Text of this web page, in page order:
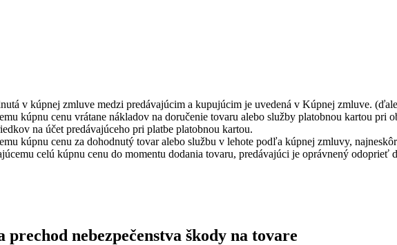
v kúpnej zmluve medzi predávajúcim a kupujúcim je uvedená v Kúpnej zmluve.
kúpnu cenu vrátane nákladov na doručenie tovaru alebo služby platobnou kartou pri
na účet predávajúceho pri platbe platobnou kartou.
kúpnu cenu za dohodnutý tovar alebo službu v lehote podľa kúpnej zmluvy,
celú kúpnu cenu do momentu dodania tovaru, predávajúci je oprávnený odoprieť
nebezpečenstva škody na tovare